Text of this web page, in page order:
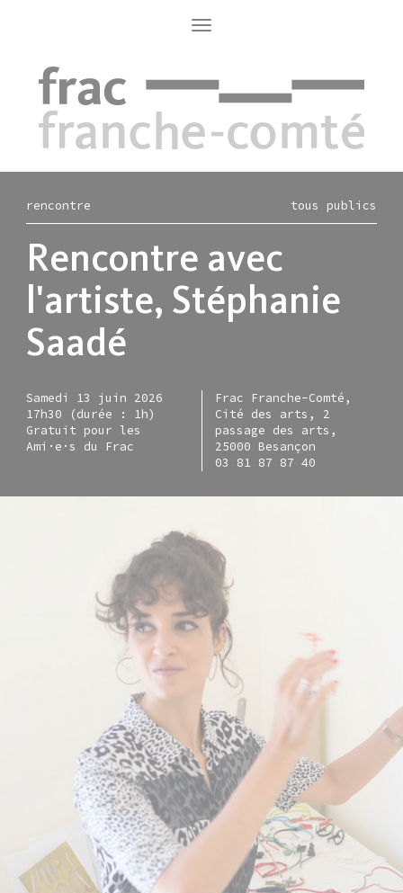
Toggle
navigation
rencontre tous publics
Rencontre avec
l'artiste, Stéphanie
Saadé
Samedi 13 juin 2026
17h30 (durée : 1h)
Gratuit pour les
Ami·e·s du Frac
Frac Franche-Comté,
Cité des arts, 2
passage des arts,
25000 Besançon
03 81 87 87 40